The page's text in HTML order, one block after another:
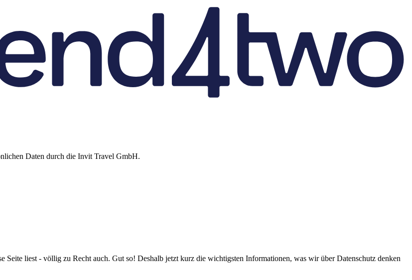
Daten durch die Invit Travel GmbH.
liest - völlig zu Recht auch. Gut so! Deshalb jetzt kurz die wichtigsten Informationen, was wir über Datenschutz denken